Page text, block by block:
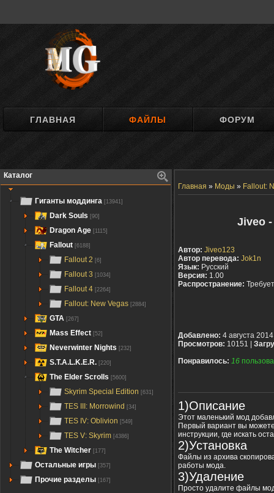
ГЛАВНАЯ ФАЙЛЫ ФОРУМ
Каталог
Гиганты моддинга [13941]
Dark Souls [90]
Dragon Age [1115]
Fallout [6188]
Fallout 2 [6]
Fallout 3 [1034]
Fallout 4 [2264]
Fallout: New Vegas [2884]
GTA [267]
Mass Effect [52]
Neverwinter Nights [232]
S.T.A.L.K.E.R. [220]
The Elder Scrolls [5600]
Skyrim Special Edition [631]
TES III: Morrowind [34]
TES IV: Oblivion [549]
TES V: Skyrim [4386]
The Witcher [177]
Остальные игры [357]
Прочие разделы [167]
Главная » Моды » Fallout:
Jiveo
Автор: Jiveo123
Автор перевода: Jok1n
Язык: Русский
Версия: 1.00
Распространение:
Добавлено: 4 августа 2014
Просмотров: 10151 |
Понравилось: 16
1)Описание
Этот маленький мод
Первый вариант вы
инструкции, где искать
2)Установка
Файлы из архива
работы мода.
3)Удаление
Просто удалите файлы